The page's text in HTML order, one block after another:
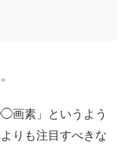
画素」というよう
りも注目すべきな